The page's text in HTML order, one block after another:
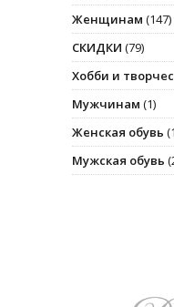
Женщинам (147)
СКИДКИ (79)
Хобби и
Мужчинам (1)
Женская обувь
Мужская обувь